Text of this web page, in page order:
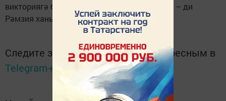
викториягә башка берни дә сибәсе булмый! – ди
Рәмзия ханым.
Следите за самым важным и интересным в
Telegram-канале
Татмедиа